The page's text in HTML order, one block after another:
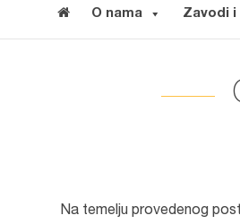
O nama Zavodi
Na temelju provedenog